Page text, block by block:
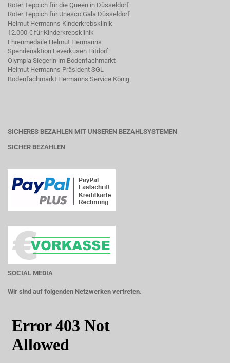
Roter Teppich für die Queen in Düsseldorf
Roter Teppich für Unesco Gala Düsseldorf
Helmut Hermanns Kinderkrebsklinik
12.000 € für Kinderkrebsklinik
Ehrenmedaile Helmut Hermanns
Spendenaktion Leverkusen Hitdorf
Olympia Siegerin im Bodenfachmarkt
Helmut Hermanns Präsident SGL
Bodenfachmarkt Hermanns Service König
SICHERES BEZAHLEN MIT UNSEREN BEZAHLSYSTEMEN
SICHER BEZAHLEN
SOCIAL MEDIA
Wir sind auf folgenden Netzwerken vertreten.